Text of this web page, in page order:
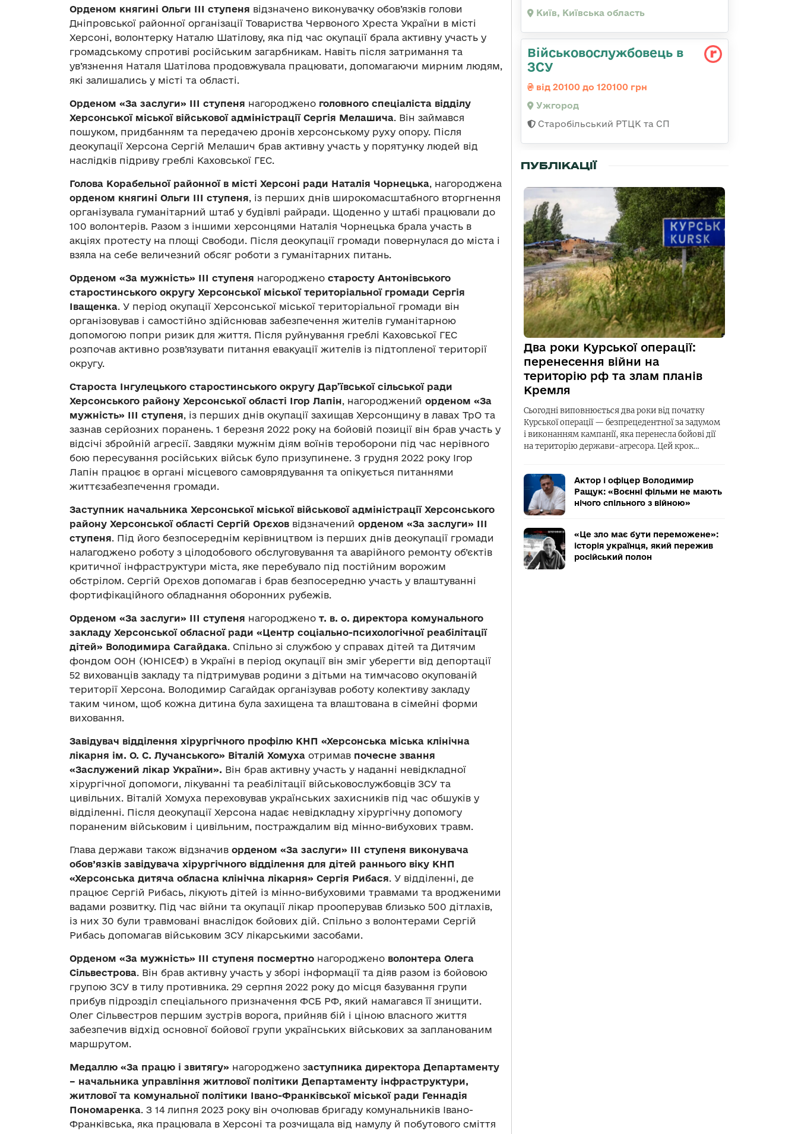
Орденом княгині Ольги ІІІ ступеня відзначено виконувачку обов’язків голови
Дніпровської районної організації Товариства Червоного Хреста України в місті
Херсоні, волонтерку Наталю Шатілову, яка під час окупації брала активну участь у
громадському спротиві російським загарбникам. Навіть після затримання та
ув’язнення Наталя Шатілова продовжувала працювати, допомагаючи мирним людям,
які залишались у місті та області.
Орденом «За заслуги» ІІІ ступеня нагороджено головного спеціаліста відділу
Херсонської міської військової адміністрації Сергія Мелашича. Він займався
пошуком, придбанням та передачею дронів херсонському руху опору. Після
деокупації Херсона Сергій Мелашич брав активну участь у порятунку людей від
наслідків підриву греблі Каховської ГЕС.
Голова Корабельної районної в місті Херсоні ради Наталія Чорнецька, нагороджена
орденом княгині Ольги ІІІ ступеня, із перших днів широкомасштабного вторгнення
організувала гуманітарний штаб у будівлі райради. Щоденно у штабі працювали до
100 волонтерів. Разом з іншими херсонцями Наталія Чорнецька брала участь в
акціях протесту на площі Свободи. Після деокупації громади повернулася до міста і
взяла на себе величезний обсяг роботи з гуманітарних питань.
Орденом «За мужність» ІІІ ступеня нагороджено старосту Антонівського
старостинського округу Херсонської міської територіальної громади Сергія
Іващенка. У період окупації Херсонської міської територіальної громади він
організовував і самостійно здійснював забезпечення жителів гуманітарною
допомогою попри ризик для життя. Після руйнування греблі Каховської ГЕС
розпочав активно розв’язувати питання евакуації жителів із підтопленої території
округу.
Староста Інгулецького старостинського округу Дар’ївської сільської ради
Херсонського району Херсонської області Ігор Лапін, нагороджений орденом «За
мужність» ІІІ ступеня, із перших днів окупації захищав Херсонщину в лавах ТрО та
зазнав серйозних поранень. 1 березня 2022 року на бойовій позиції він брав участь у
відсічі збройній агресії. Завдяки мужнім діям воїнів тероборони під час нерівного
бою пересування російських військ було призупинене. З грудня 2022 року Ігор
Лапін працює в органі місцевого самоврядування та опікується питаннями
життєзабезпечення громади.
Заступник начальника Херсонської міської військової адміністрації Херсонського
району Херсонської області Сергій Орєхов відзначений орденом «За заслуги» ІІІ
ступеня. Під його безпосереднім керівництвом із перших днів деокупації громади
налагоджено роботу з цілодобового обслуговування та аварійного ремонту об’єктів
критичної інфраструктури міста, яке перебувало під постійним ворожим
обстрілом. Сергій Орєхов допомагав і брав безпосередню участь у влаштуванні
фортифікаційного обладнання оборонних рубежів.
Орденом «За заслуги» ІІІ ступеня нагороджено т. в. о. директора комунального
закладу Херсонської обласної ради «Центр соціально-психологічної реабілітації
дітей» Володимира Сагайдака. Спільно зі службою у справах дітей та Дитячим
фондом ООН (ЮНІСЕФ) в Україні в період окупації він зміг уберегти від депортації
52 вихованців закладу та підтримував родини з дітьми на тимчасово окупованій
території Херсона. Володимир Сагайдак організував роботу колективу закладу
таким чином, щоб кожна дитина була захищена та влаштована в сімейні форми
виховання.
Завідувач відділення хірургічного профілю КНП «Херсонська міська клінічна
лікарня ім. О. С. Лучанського» Віталій Хомуха отримав почесне звання
«Заслужений лікар України». Він брав активну участь у наданні невідкладної
хірургічної допомоги, лікуванні та реабілітації військовослужбовців ЗСУ та
цивільних. Віталій Хомуха переховував українських захисників під час обшуків у
відділенні. Після деокупації Херсона надає невідкладну хірургічну допомогу
пораненим військовим і цивільним, постраждалим від мінно-вибухових травм.
Глава держави також відзначив орденом «За заслуги» ІІІ ступеня виконувача
обов’язків завідувача хірургічного відділення для дітей раннього віку КНП
«Херсонська дитяча обласна клінічна лікарня» Сергія Рибася. У відділенні, де
працює Сергій Рибась, лікують дітей із мінно-вибуховими травмами та вродженими
вадами розвитку. Під час війни та окупації лікар прооперував близько 500 дітлахів,
із них 30 були травмовані внаслідок бойових дій. Спільно з волонтерами Сергій
Рибась допомагав військовим ЗСУ лікарськими засобами.
Орденом «За мужність» ІІІ ступеня посмертно нагороджено волонтера Олега
Сільвестрова. Він брав активну участь у зборі інформації та діяв разом із бойовою
групою ЗСУ в тилу противника. 29 серпня 2022 року до місця базування групи
прибув підрозділ спеціального призначення ФСБ РФ, який намагався її знищити.
Олег Сільвестров першим зустрів ворога, прийняв бій і ціною власного життя
забезпечив відхід основної бойової групи українських військових за запланованим
маршрутом.
Медаллю «За працю і звитягу» нагороджено заступника директора Департаменту
– начальника управління житлової політики Департаменту інфраструктури,
житлової та комунальної політики Івано-Франківської міської ради Геннадія
Пономаренка. З 14 липня 2023 року він очолював бригаду комунальників Івано-
Франківська, яка працювала в Херсоні та розчищала від намулу й побутового сміття
Київ, Київська область
Військовослужбовець в
ЗСУ
від 20100 до 120100 грн
Ужгород
Старобільський РТЦК та СП
ПУБЛІКАЦІЇ
Два роки Курської операції:
перенесення війни на
територію рф та злам планів
Кремля
Сьогодні виповнюється два роки від початку
Курської операції — безпрецедентної за задумом
і виконанням кампанії, яка перенесла бойові дії
на територію держави-агресора. Цей крок…
Актор і офіцер Володимир
Ращук: «Воєнні фільми не мають
нічого спільного з війною»
«Це зло має бути переможене»:
історія українця, який пережив
російський полон